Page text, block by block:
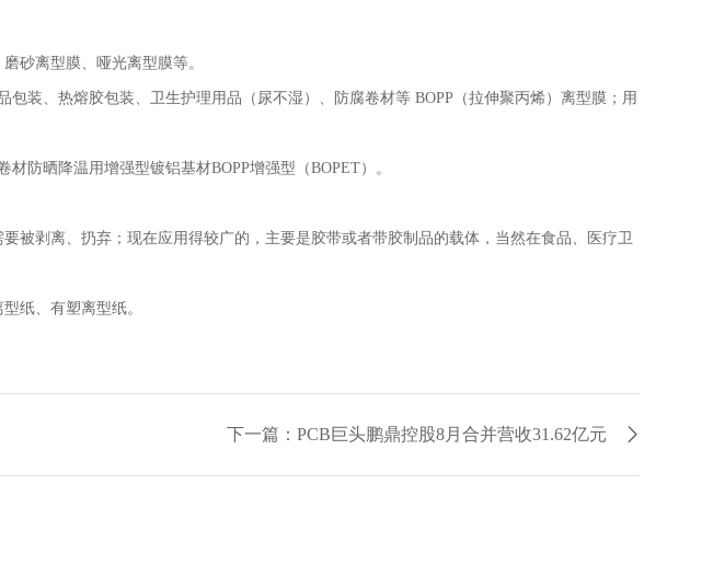
砂离型膜、哑光离型膜等。
包装、热熔胶包装、卫生护理用品（尿不湿）、防腐卷材等BOPP （拉伸聚丙烯）离型膜；用
材防晒降温用增强型镀铝基材BOPP增强型（BOPET）。
剥离、扔弃；现在应用得较广的，主要是胶带或者带胶制品的载体，当然在食品、医疗卫
纸、有塑离型纸。
下一篇：PCB巨头鹏鼎控股8月合并营收31.62亿元